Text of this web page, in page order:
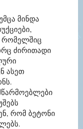
მინდა
რომელშიც
ძირითადი
ასეთ
რომ ბეტონი